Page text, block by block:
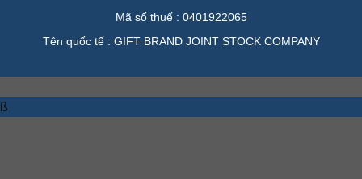
Mã số thuế : 0401922065
Tên quốc tế : GIFT BRAND JOINT STOCK COMPANY
ß